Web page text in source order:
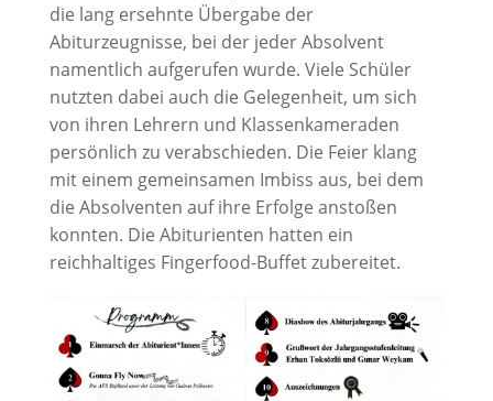
die lang ersehnte Übergabe der
Abiturzeugnisse, bei der jeder Absolvent
namentlich aufgerufen wurde. Viele Schüler
nutzten dabei auch die Gelegenheit, um sich
von ihren Lehrern und Klassenkameraden
persönlich zu verabschieden. Die Feier klang
mit einem gemeinsamen Imbiss aus, bei dem
die Absolventen auf ihre Erfolge anstoßen
konnten. Die Abiturienten hatten ein
reichhaltiges Fingerfood-Buffet zubereitet.